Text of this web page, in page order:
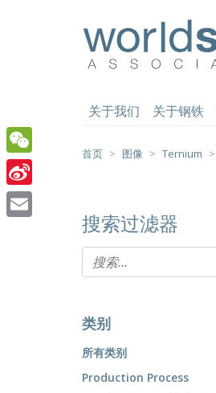
关于我们 关于钢铁
首页 图像 Ternium
搜索过滤器
类别
所有类别
Production Process
WeChat
Sina